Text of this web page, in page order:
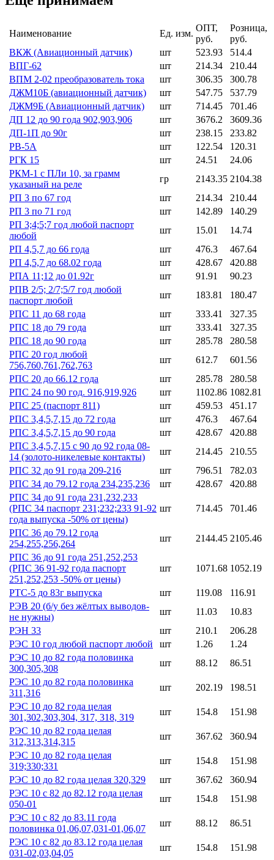
Наименование Ед. изм.
ОПТ,
руб.
Розница,
руб.
ВКЖ (Авиационный датчик)
шт 523.93
514.4
ВПГ-62
шт 214.34
210.44
ВПМ 2-02 преобразователь тока
шт 306.35
300.78
ДЖМ10Б (авиационный датчик)
шт 547.75
537.79
ДЖМ9Б (Авиационный датчик)
шт 714.45
701.46
ДП 12 до 90 года 902,903,906
шт 3676.2
3609.36
ДП-1П до 90г
шт 238.15
233.82
РВ-5А
шт 122.54
120.31
РГК 15
шт 24.51
24.06
РКМ-1 с ПЛи 10, за грамм
указаный на реле
гр 2143.35 2104.38
РП 3 по 67 год
шт 214.34
210.44
РП 3 по 71 год
шт 142.89
140.29
РП 3;4;5;7 год любой паспорт
любой
шт 15.01
14.74
РП 4,5,7 до 66 года
шт 476.3
467.64
РП 4,5,7 до 68.02 года
шт 428.67
420.88
РПА 11;12 до 01.92г
шт 91.91
90.23
РПВ 2/5; 2/7;5/7 год любой
паспорт любой
шт 183.81
180.47
РПС 11 до 68 года
шт 333.41
327.35
РПС 18 до 79 года
шт 333.41
327.35
РПС 18 до 90 года
шт 285.78
280.58
РПС 20 год любой
756,760,761,762,763
шт 612.7
601.56
РПС 20 до 66.12 года
шт 285.78
280.58
РПС 24 по 90 год. 916,919,926
шт 1102.86 1082.81
РПС 25 (паспорт 811)
шт 459.53
451.17
РПС 3,4,5,7,15 до 72 года
шт 476.3
467.64
РПС 3,4,5,7,15 до 90 года
шт 428.67
420.88
РПС 3,4,5,7,15 с 90 до 92 года 08-
14 (золото-никелевые контакты)
шт 214.45
210.55
РПС 32 до 91 года 209-216
шт 796.51
782.03
РПС 34 до 79.12 года 234,235,236
шт 428.67
420.88
РПС 34 до 91 года 231,232,233
(РПС 34 паспорт 231;232;233 91-92
года выпуска -50% от цены)
шт 714.45 701.46
РПС 36 до 79.12 года
254,255,256,264
шт 2144.45 2105.46
РПС 36 до 91 года 251,252,253
(РПС 36 91-92 года паспорт
251,252,253 -50% от цены)
шт 1071.68 1052.19
РТС-5 до 83г выпуска шт 119.08
116.91
РЭВ 20 (б/у без жёлтых выводов-
не нужны)
шт 11.03
10.83
РЭН 33
шт 210.1
206.28
РЭС 10 год любой паспорт любой
шт 1.26
1.24
РЭС 10 до 82 года половинка
300,305,308
шт 88.12
86.51
РЭС 10 до 82 года половинка
311,316
шт 202.19
198.51
РЭС 10 до 82 года целая
301,302,303,304, 317, 318, 319
шт 154.8
151.98
РЭС 10 до 82 года целая
312,313,314,315
шт 367.62
360.94
РЭС 10 до 82 года целая
319;330;331
шт 154.8
151.98
РЭС 10 до 82 года целая 320,329
шт 367.62
360.94
РЭС 10 с 82 до 82.12 года целая
050-01
шт 154.8
151.98
РЭС 10 с 82 до 83.11 года
половинка 01,06,07,031-01,06,07
шт 88.12
86.51
РЭС 10 с 82 до 83.12 года целая
031-02,03,04,05
шт 154.8
151.98